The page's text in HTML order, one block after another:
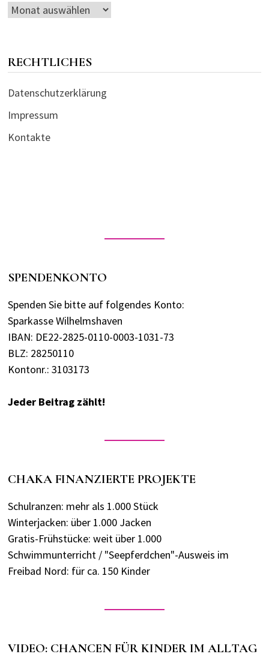
Artikel-
RECHTLICHES
Datenschutzerklärung
Impressum
Kontakte
SPENDENKONTO
Spenden Sie bitte auf folgendes Konto:
Sparkasse Wilhelmshaven
IBAN: DE22-2825-0110-0003-1031-73
BLZ: 28250110
Kontonr.: 3103173
Jeder Beitrag zählt!
CHAKA FINANZIERTE PROJEKTE
Schulranzen: mehr als 1.000 Stück
Winterjacken: über 1.000 Jacken
Gratis-Frühstücke: weit über 1.000
Schwimmunterricht / "Seepferdchen"-Ausweis im
Freibad Nord: für ca. 150 Kinder
VIDEO: CHANCEN FÜR KINDER IM ALLTAG